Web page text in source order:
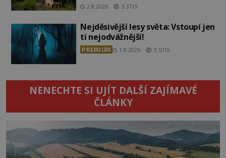
2.8.2026 3.3TIS
Nejděsivější lesy světa: Vstoupí jen
ti nejodvážnější!
PREMIUM 1.8.2026 3.5TIS
NENECHTE SI UJÍT DALŠÍ ZAJÍMAVÉ
ČLÁNKY